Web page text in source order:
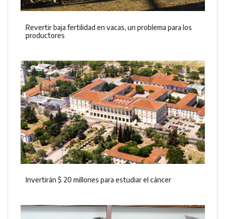
Revertir baja fertilidad en vacas, un problema para los
productores
Invertirán $ 20 millones para estudiar el cáncer